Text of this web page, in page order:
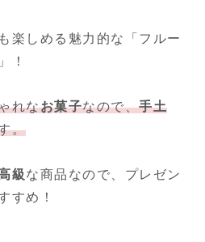
楽しめる魅力的な「フルー
！
れなお菓子なので、手土
。
級な商品なので、プレゼン
すめ！